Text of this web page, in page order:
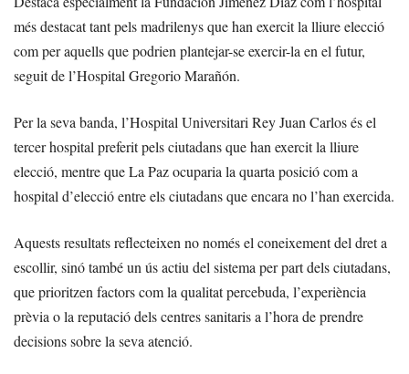
més destacat tant pels madrilenys que han exercit la lliure elecció
com per aquells que podrien plantejar-se exercir-la en el futur,
seguit de l’Hospital Gregorio Marañón.
Per la seva banda, l’Hospital Universitari Rey Juan Carlos és el
tercer hospital preferit pels ciutadans que han exercit la lliure
elecció, mentre que La Paz ocuparia la quarta posició com a
hospital d’elecció entre els ciutadans que encara no l’han exercida.
Aquests resultats reflecteixen no només el coneixement del dret a
escollir, sinó també un ús actiu del sistema per part dels ciutadans,
que prioritzen factors com la qualitat percebuda, l’experiència
prèvia o la reputació dels centres sanitaris a l’hora de prendre
decisions sobre la seva atenció.